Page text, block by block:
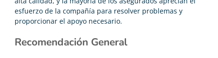
esfuerzo de la compañía para resolver problemas y
proporcionar el apoyo necesario.
Recomendación General